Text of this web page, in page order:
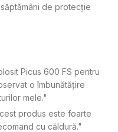
de protecție
Picus 600 FS pentru
o îmbunătățire
mele."
produs este foarte
cu căldură."